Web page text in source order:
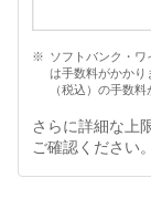
ソフトバンク・
は手数料がかかり
（税込）の手数
さらに詳細な上
ご確認ください。